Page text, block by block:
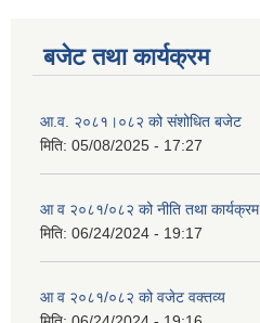
बजेट तथा कार्यक्रम
आ.व. २०८१।०८२ को संशोधित बजेट
मिति: 05/08/2025 - 17:27
आ व २०८१/०८२ को नीति तथा कार्यक्रम
मिति: 06/24/2024 - 19:17
आ व २०८१/०८२ को वजेट वक्तव्य